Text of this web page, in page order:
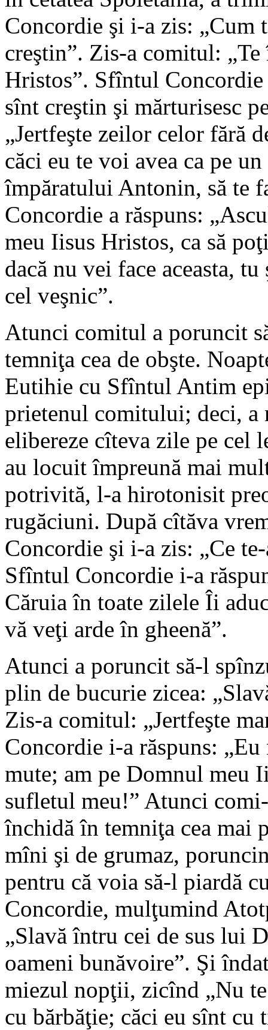
Concordie şi i-a zis: „Cum
creştin”. Zis-a comitul:
Hristos”. Sfîntul Concordie
sînt creştin şi mărturisesc
„Jertfeşte zeilor celor fără
căci eu te voi avea ca pe
împăratului Antonin, să te
Concordie a răspuns:
meu Iisus Hristos, ca să
dacă nu vei face aceasta,
cel veşnic”.
Atunci comitul a poruncit
temniţa cea de obşte.
Eutihie cu Sfîntul Antim
prietenul comitului; deci, a
elibereze cîteva zile pe cel
au locuit împreună mai
potrivită, l-a hirotonisit
rugăciuni. După cîtăva
Concordie şi i-a zis: „Ce
Sfîntul Concordie i-a
Căruia în toate zilele Îi
vă veţi arde în gheenă”.
Atunci a poruncit să-l
plin de bucurie zicea:
Zis-a comitul: „Jertfeşte
Concordie i-a răspuns:
mute; am pe Domnul meu
sufletul meu!” Atunci
închidă în temniţa cea mai
mîni şi de grumaz,
pentru că voia să-l piardă
Concordie, mulţumind
„Slavă întru cei de sus lui
oameni bunăvoire”. Şi
miezul nopţii, zicînd „Nu
cu bărbăţie; căci eu sînt cu